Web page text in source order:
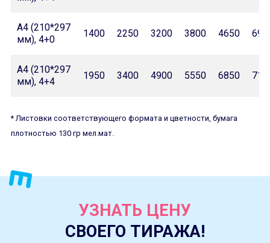
А4 (210*297
мм), 4+0
1400 2250 3200 3800 4650
А4 (210*297
мм), 4+4
1950 3400 4900 5550 6850
* Листовки соответствующего формата и цветности, бумага
плотностью 130 гр мел.мат.
УЗНАТЬ ЦЕНУ
СВОЕГО ТИРАЖА!